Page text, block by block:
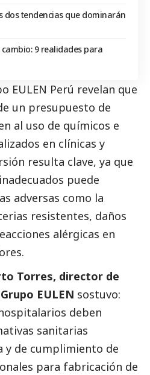
dos tendencias que dominarán
9 realidades para
EULEN Perú revelan que
un presupuesto de
al uso de químicos e
en clínicas y
resulta clave, ya que
puede
adversas como la
resistentes, daños
alérgicas en
Torres, director de
EULEN sostuvo:
deben
sanitarias
y de cumplimiento de
para fabricación de